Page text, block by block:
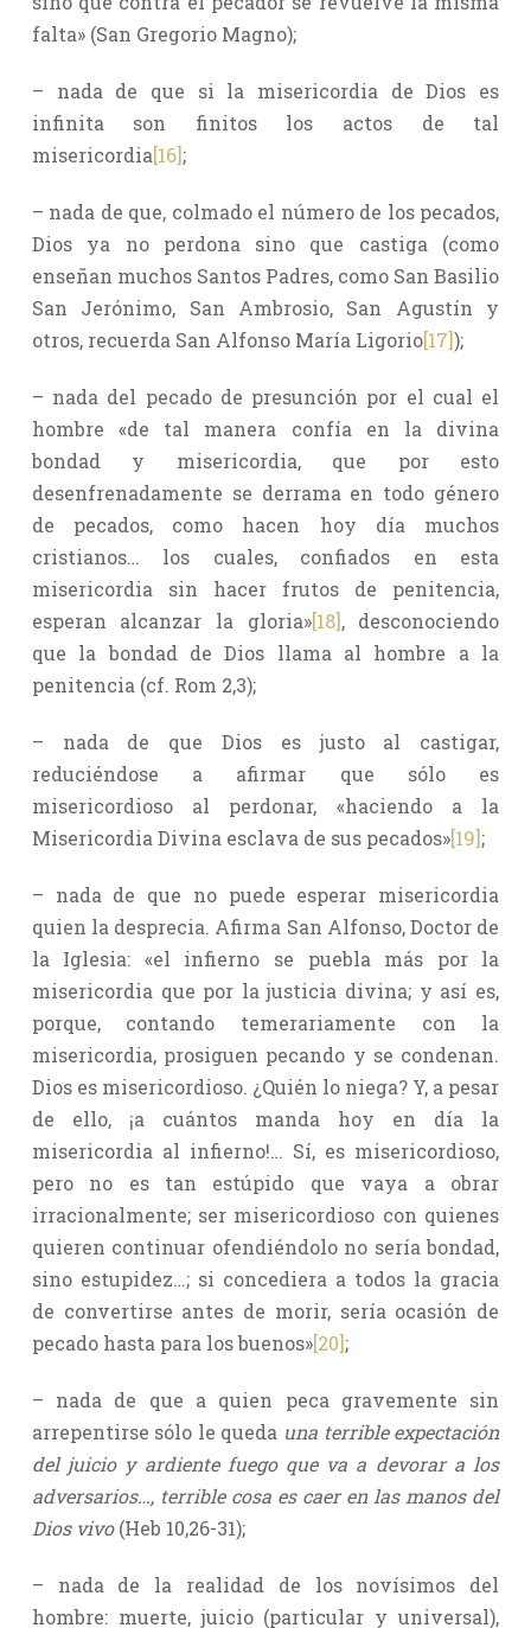
falta» (San Gregorio Magno);
– nada de que si la misericordia de Dios es
infinita son finitos los actos de tal
misericordia[16];
– nada de que, colmado el número de los pecados,
Dios ya no perdona sino que castiga (como
enseñan muchos Santos Padres, como San Basilio
San Jerónimo, San Ambrosio, San Agustín y
otros, recuerda San Alfonso María Ligorio[17]);
– nada del pecado de presunción por el cual el
hombre «de tal manera confía en la divina
bondad y misericordia, que por esto
desenfrenadamente se derrama en todo género
de pecados, como hacen hoy día muchos
cristianos… los cuales, confiados en esta
misericordia sin hacer frutos de penitencia,
esperan alcanzar la gloria»[18], desconociendo
que la bondad de Dios llama al hombre a la
penitencia (cf. Rom 2,3);
– nada de que Dios es justo al castigar,
reduciéndose a afirmar que sólo es
misericordioso al perdonar, «haciendo a la
Misericordia Divina esclava de sus pecados»[19];
– nada de que no puede esperar misericordia
quien la desprecia. Afirma San Alfonso, Doctor de
la Iglesia: «el infierno se puebla más por la
misericordia que por la justicia divina; y así es,
porque, contando temerariamente con la
misericordia, prosiguen pecando y se condenan.
Dios es misericordioso. ¿Quién lo niega? Y, a pesar
de ello, ¡a cuántos manda hoy en día la
misericordia al infierno!… Sí, es misericordioso,
pero no es tan estúpido que vaya a obrar
irracionalmente; ser misericordioso con quienes
quieren continuar ofendiéndolo no sería bondad,
sino estupidez…; si concediera a todos la gracia
de convertirse antes de morir, sería ocasión de
pecado hasta para los buenos»[20];
– nada de que a quien peca gravemente sin
arrepentirse sólo le queda una terrible expectación
del juicio y ardiente fuego que va a devorar a los
adversarios…, terrible cosa es caer en las manos del
Dios vivo(Heb 10,26-31);
– nada de la realidad de los novísimos del
hombre: muerte, juicio (particular y universal),